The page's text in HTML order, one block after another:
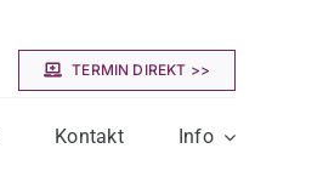
TERMIN DIREKT >>
Kontakt Info